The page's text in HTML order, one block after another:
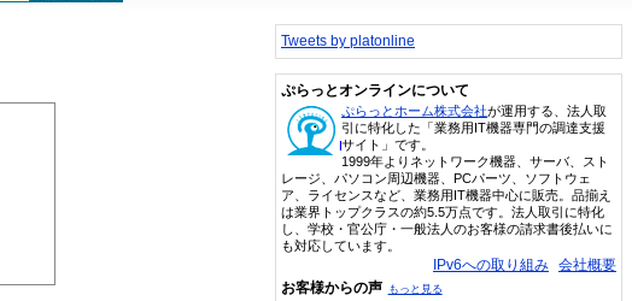
Tweets by platonline
ぷらっとオンラインについて
ぷらっとホーム株式会社が運用する、法人取
引に特化した「業務用IT機器専門の調達支援
サイト」です。
1999年よりネットワーク機器、サーバ、スト
レージ、パソコン周辺機器、PCパーツ、ソフトウェ
ア、ライセンスなど、業務用IT機器中心に販売。品揃え
は業界トップクラスの約5.5万点です。法人取引に特化
し、学校・官公庁・一般法人のお客様の請求書後払いに
も対応しています。
IPv6への取り組み 会社概要
お客様からの声 もっと見る